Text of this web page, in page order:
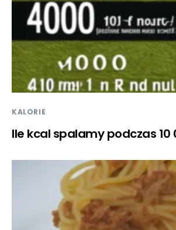
KALORIE
Ile kcal spalamy podczas 10